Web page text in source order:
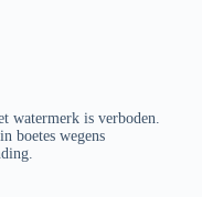
watermerk is verboden.
boetes wegens